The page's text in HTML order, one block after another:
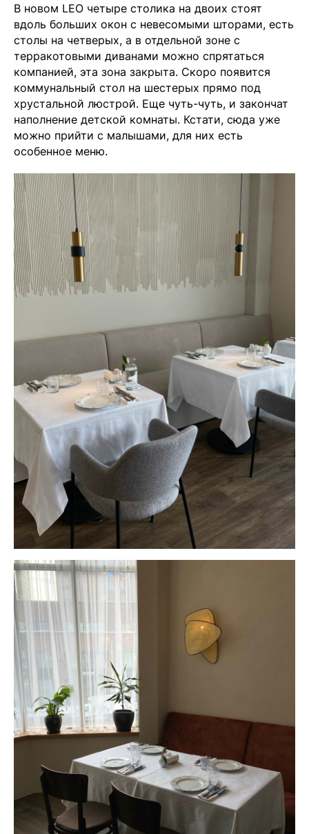
В новом LEO четыре столика на двоих стоят
вдоль больших окон с невесомыми шторами, есть
столы на четверых, а в отдельной зоне с
терракотовыми диванами можно спрятаться
компанией, эта зона закрыта. Скоро появится
коммунальный стол на шестерых прямо под
хрустальной люстрой. Еще чуть-чуть, и закончат
наполнение детской комнаты. Кстати, сюда уже
можно прийти с малышами, для них есть
особенное меню.